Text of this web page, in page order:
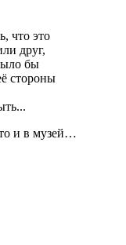
что это
друг,
бы
стороны
и в музей…